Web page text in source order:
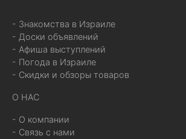
- Знакомства в Израиле
- Доски объявлений
- Афиша выступлений
- Погода в Израиле
- Скидки и обзоры товаров
О НАС
- О компании
- Связь с нами